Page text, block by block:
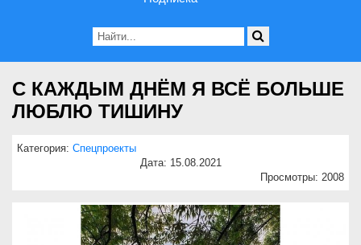
С КАЖДЫМ ДНЁМ Я ВСЁ БОЛЬШЕ
ЛЮБЛЮ ТИШИНУ
Категория: Спецпроекты
Дата: 15.08.2021
Просмотры: 2008